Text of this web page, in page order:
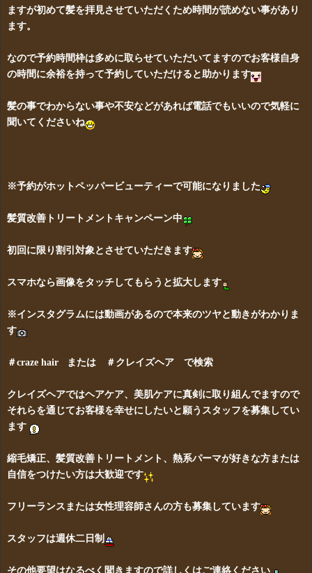
ますが初めて髪を拝見させていただくため時間が読めない事があり
ます。
なので予約時間枠は多めに取らせていただいてますのでお客様自身
の時間に余裕を持って予約していただけると助かります
髪の事でわからない事や不安などがあれば電話でもいいので気軽に
聞いてくださいね
※予約がホットペッパービューティーで可能になりました
髪質改善トリートメントキャンペーン中
初回に限り割引対象とさせていただきます
スマホなら画像をタッチしてもらうと拡大します
※インスタグラムには動画があるので本来のツヤと動きがわかりま
す
＃craze hair または ＃クレイズヘア で検索
クレイズヘアではヘアケア、美肌ケアに真剣に取り組んでますので
それらを通じてお客様を幸せにしたいと願うスタッフを募集してい
ます
縮毛矯正、髪質改善トリートメント、熱系パーマが好きな方または
自信をつけたい方は大歓迎です
フリーランスまたは女性理容師さんの方も募集しています
スタッフは週休二日制
その他要望はなるべく聞きますので詳しくはご連絡ください